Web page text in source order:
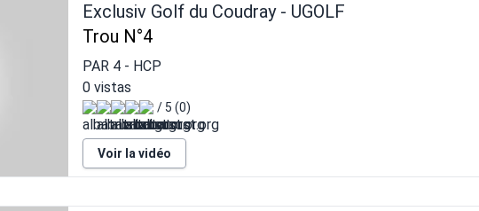
Exclusiv Golf du Coudray - UGOLF
Trou N°4
PAR 4- HCP
0 vistas
/ 5 (0)
Voir la vidéo